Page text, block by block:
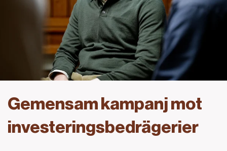
Gemensam kampanj mot
investeringsbedrägerier